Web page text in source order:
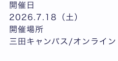
開催日
2026.7.18（土）
開催場所
三田キャンパス/オンライン